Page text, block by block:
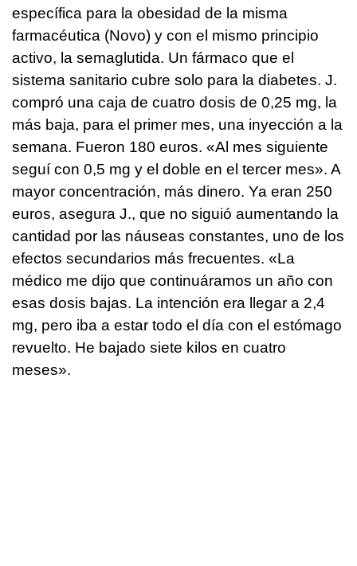
específica para la obesidad de la misma
farmacéutica (Novo) y con el mismo principio
activo, la semaglutida. Un fármaco que el
sistema sanitario cubre solo para la diabetes. J.
compró una caja de cuatro dosis de 0,25 mg, la
más baja, para el primer mes, una inyección a la
semana. Fueron 180 euros. «Al mes siguiente
seguí con 0,5 mg y el doble en el tercer mes». A
mayor concentración, más dinero. Ya eran 250
euros, asegura J., que no siguió aumentando la
cantidad por las náuseas constantes, uno de los
efectos secundarios más frecuentes. «La
médico me dijo que continuáramos un año con
esas dosis bajas. La intención era llegar a 2,4
mg, pero iba a estar todo el día con el estómago
revuelto. He bajado siete kilos en cuatro
meses».